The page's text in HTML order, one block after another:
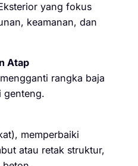
yang fokus
keamanan, dan
Atap
rangka baja
genteng.
memperbaiki
atau retak struktur,